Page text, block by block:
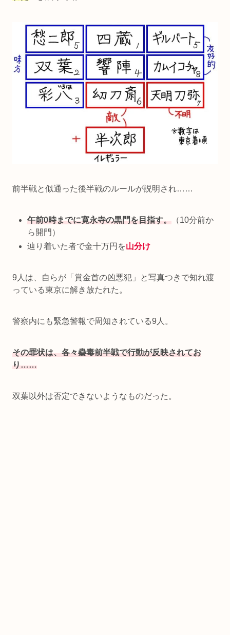
前半戦と似通った後半戦のルールが説明され……
午前0時までに寛永寺の黒門を目指す。 （10分前か
ら開門）
辿り着いた者で金十万円を山分け
9人は、自らが「賞金首の凶悪犯」と写真つきで知れ渡
っている東京に解き放たれた。
警察内にも緊急警報で周知されている9人。
その罪状は、各々蠱毒前半戦で行動が反映されてお
り……
双葉以外は否定できないようなものだった。